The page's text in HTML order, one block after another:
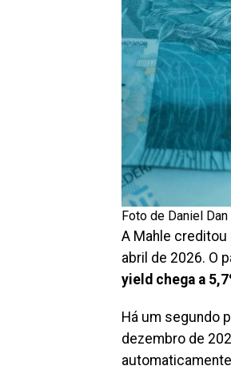
Foto de Daniel
A Mahle creditou
abril de 2026. O
yield chega a
Há um segundo
dezembro de